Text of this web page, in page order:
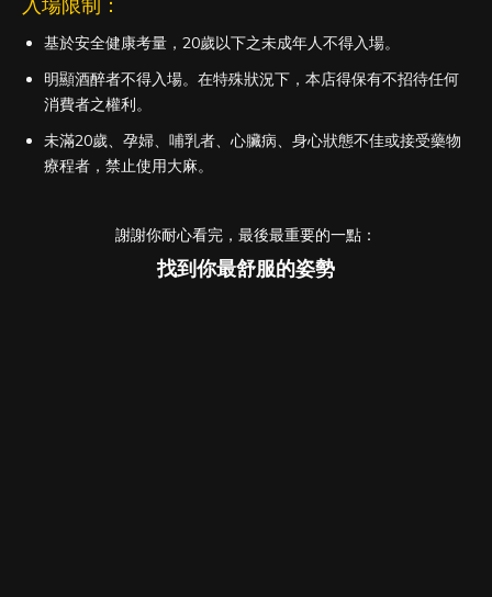
基於安全健康考量，20歲以下之未成年人不得入場。
明顯酒醉者不得入場。在特殊狀況下，本店得保有不招待任何
消費者之權利。
未滿20歲、孕婦、哺乳者、心臟病、身心狀態不佳或接受藥物
療程者，禁止使用大麻。
謝謝你耐心看完，最後最重要的一點：
找到你最舒服的姿勢